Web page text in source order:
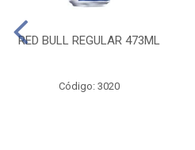
RED BULL REGULAR 473ML
Código: 3020